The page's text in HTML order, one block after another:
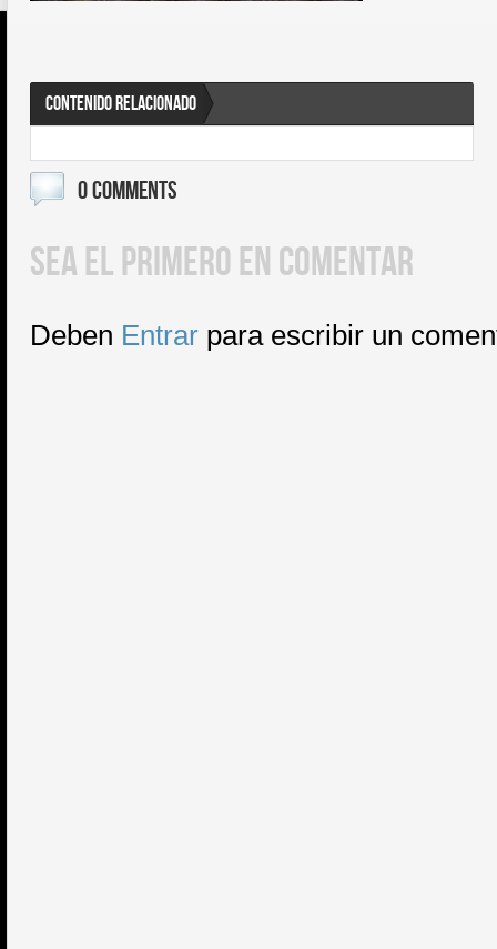
CONTENIDO RELACIONADO
0 COMMENTS
SEA EL PRIMERO EN COMENTAR
Deben Entrar para escribir un